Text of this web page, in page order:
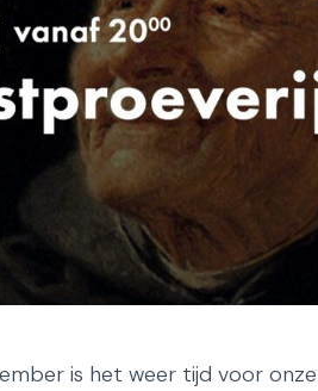
is het weer tijd voor